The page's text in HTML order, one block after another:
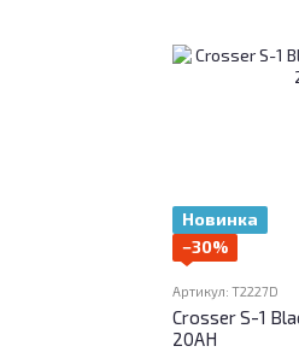
Новинка
−30%
Артикул: T2227D
Crosser S-1
20AH